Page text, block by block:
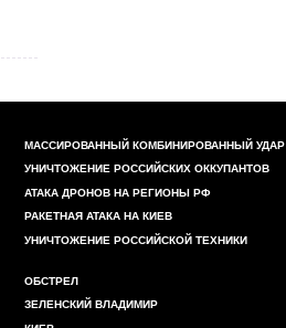
МАССИРОВАННЫЙ КОМБИНИРОВАННЫЙ УДАР
УНИЧТОЖЕНИЕ РОССИЙСКИХ ОККУПАНТОВ
АТАКА ДРОНОВ НА РЕГИОНЫ РФ
РАКЕТНАЯ АТАКА НА КИЕВ
УНИЧТОЖЕНИЕ РОССИЙСКОЙ ТЕХНИКИ
ОБСТРЕЛ
ЗЕЛЕНСКИЙ ВЛАДИМИР